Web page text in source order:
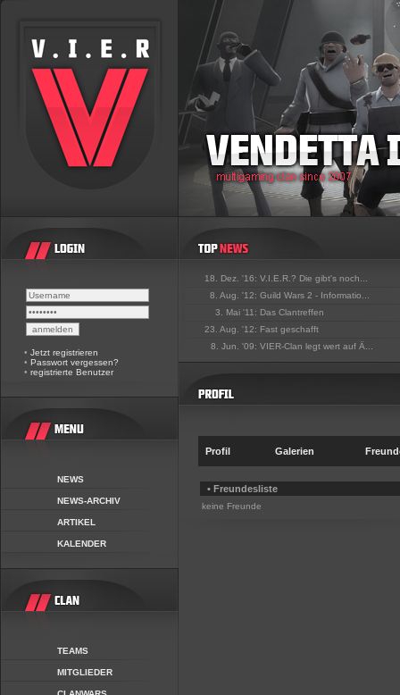
• Jetzt registrieren
• Passwort vergessen?
• registrierte Benutzer
NEWS
NEWS-ARCHIV
ARTIKEL
KALENDER
TEAMS
MITGLIEDER
18. Dez. '16: V.I.E.R.? Die gibt's noch...
8. Aug. '12: Guild Wars 2 - Informatio...
3. Mai '11: Das Clantreffen
23. Aug. '12: Fast geschafft
8. Jun. '09: VIER-Clan legt wert auf Ä...
Profil Galerien
• Freundesliste
keine Freunde